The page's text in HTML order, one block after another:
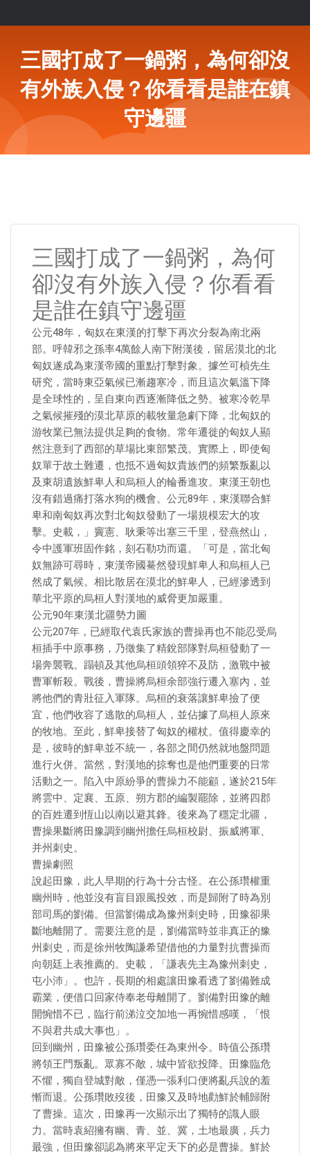
三國打成了一鍋粥，為何卻沒
有外族入侵？你看看是誰在鎮
守邊疆
三國打成了一鍋粥，為何
卻沒有外族入侵？你看看
是誰在鎮守邊疆
公元48年，匈奴在東漢的打擊下再次分裂為南北兩
部。呼韓邪之孫率4萬餘人南下附漢後，留居漠北的北
匈奴遂成為東漢帝國的重點打擊對象。據竺可楨先生
研究，當時東亞氣候已漸趨寒冷，而且這次氣溫下降
是全球性的，呈自東向西逐漸降低之勢。被寒冷乾旱
之氣候摧殘的漠北草原的載牧量急劇下降，北匈奴的
游牧業已無法提供足夠的食物。常年遷徙的匈奴人顯
然注意到了西部的草場比東部繁茂。實際上，即使匈
奴單于故土難遷，也抵不過匈奴貴族們的頻繁叛亂以
及東胡遺族鮮卑人和烏桓人的輪番進攻。東漢王朝也
沒有錯過痛打落水狗的機會。公元89年，東漢聯合鮮
卑和南匈奴再次對北匈奴發動了一場規模宏大的攻
擊。史載，」竇憲、耿秉等出塞三千里，登燕然山，
令中護軍班固作銘，刻石勒功而還。「可是，當北匈
奴無跡可尋時，東漢帝國驀然發現鮮卑人和烏桓人已
然成了氣候。相比散居在漠北的鮮卑人，已經滲透到
華北平原的烏桓人對漢地的威脅更加嚴重。
公元90年東漢北疆勢力圖
公元207年，已經取代袁氏家族的曹操再也不能忍受烏
桓插手中原事務，乃徵集了精銳部隊對烏桓發動了一
場奔襲戰。蹋頓及其他烏桓頭領猝不及防，激戰中被
曹軍斬殺。戰後，曹操將烏桓余部強行遷入塞內，並
將他們的青壯征入軍隊。烏桓的衰落讓鮮卑撿了便
宜，他們收容了逃散的烏桓人，並佔據了烏桓人原來
的牧地。至此，鮮卑接替了匈奴的權杖。值得慶幸的
是，彼時的鮮卑並不統一，各部之間仍然就地盤問題
進行火併。當然，對漢地的掠奪也是他們重要的日常
活動之一。陷入中原紛爭的曹操力不能顧，遂於215年
將雲中、定襄、五原、朔方郡的編製罷除，並將四郡
的百姓遷到恆山以南以避其鋒。後來為了穩定北疆，
曹操果斷將田豫調到幽州擔任烏桓校尉、振威將軍、
并州刺史。
曹操劇照
說起田豫，此人早期的行為十分古怪。在公孫瓚權重
幽州時，他並沒有盲目跟風投效，而是歸附了時為別
部司馬的劉備。但當劉備成為豫州刺史時，田豫卻果
斷地離開了。需要注意的是，劉備當時並非真正的豫
州刺史，而是徐州牧陶謙希望借他的力量對抗曹操而
向朝廷上表推薦的。史載，「謙表先主為豫州刺史，
屯小沛」。也許，長期的相處讓田豫看透了劉備難成
霸業，便借口回家侍奉老母離開了。劉備對田豫的離
開惋惜不已，臨行前涕泣交加地一再惋惜感嘆，「恨
不與君共成大事也」。
回到幽州，田豫被公孫瓚委任為東州令。時值公孫瓚
將領王門叛亂。眾寡不敵，城中皆欲投降。田豫臨危
不懼，獨自登城對敵，僅憑一張利口便將亂兵說的羞
慚而退。公孫瓚敗歿後，田豫又及時地勸鮮於輔歸附
了曹操。這次，田豫再一次顯示出了獨特的識人眼
力。當時袁紹擁有幽、青、並、冀，土地最廣，兵力
最強，但田豫卻認為將來平定天下的必是曹操。鮮於